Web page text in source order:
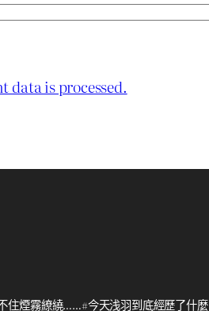
data is processed.
住煙霧繚繞……#今天浅羽到底經歷了什麼